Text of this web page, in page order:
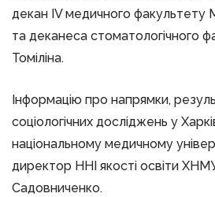
декан ІV медичного
та деканеса стоматологічного
Томіліна.
Інформацію про напрямки,
соціологічних досліджень у
національному медичному
директор ННІ якості освіти
Садовниченко.